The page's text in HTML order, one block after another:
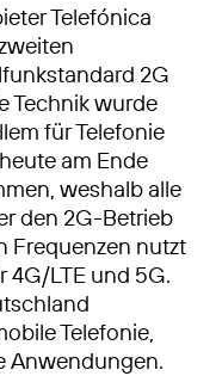
Telefónica
2G
Technik wurde
für Telefonie
am Ende
weshalb alle
den 2G-Betrieb
Frequenzen nutzt
LTE und 5G.
Telefonie,
Anwendungen.